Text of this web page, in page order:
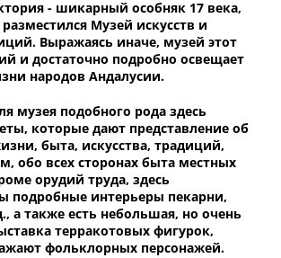
- шикарный особняк 17 века,
Музей искусств и
Выражаясь иначе, музей этот
и достаточно подробно освещает
народов Андалусии.
музея подобного рода здесь
которые дают представление об
быта, искусства, традиций,
обо всех сторонах быта местных
орудий труда, здесь
подробные интерьеры пекарни,
а также есть небольшая, но очень
терракотовых фигурок,
фольклорных персонажей.